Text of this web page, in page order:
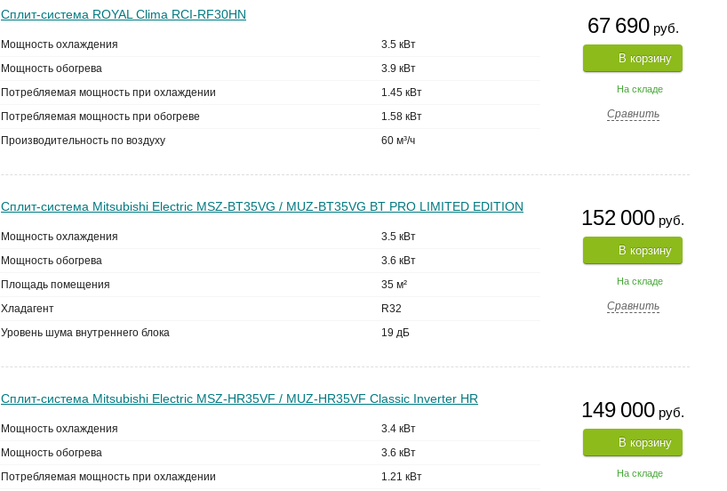
67 690руб.
В корзину
На складе
Сравнить
Сплит-система ROYAL Clima RCI-RF30HN
Мощность охлаждения
3.5 кВт
Мощность обогрева
3.9 кВт
Потребляемая мощность при охлаждении
1.45 кВт
Потребляемая мощность при обогреве
1.58 кВт
Производительность по воздуху
60 м³/ч
152 000 руб.
В корзину
На складе
Сравнить
Сплит-система Mitsubishi Electric MSZ-BT35VG / MUZ-BT35VG BT PRO LIMITED EDITION
Мощность охлаждения
3.5 кВт
Мощность обогрева
3.6 кВт
Площадь помещения
35 м²
Хладагент
R32
Уровень шума внутреннего блока
19 дБ
149 000 руб.
В корзину
На складе
Сплит-система Mitsubishi Electric MSZ-HR35VF / MUZ-HR35VF Classic Inverter HR
Мощность охлаждения
3.4 кВт
Мощность обогрева
3.6 кВт
Потребляемая мощность при охлаждении
1.21 кВт